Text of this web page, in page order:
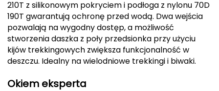
Comodo
D
DUNLOP
210T z silikonowym pokryciem i podłoga z nylonu 70D
190T gwarantują ochronę przed wodą. Dwa wejścia
pozwalają na wygodny dostęp, a możliwość
stworzenia daszka z poły przedsionka przy użyciu
kijów trekkingowych zwiększa funkcjonalność w
deszczu. Idealny na wielodniowe trekkingi i biwaki.
Okiem eksperta